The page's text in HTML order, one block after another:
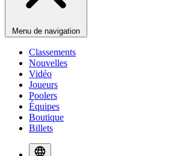
Menu de navigation
Classements
Nouvelles
Vidéo
Joueurs
Poolers
Équipes
Boutique
Billets